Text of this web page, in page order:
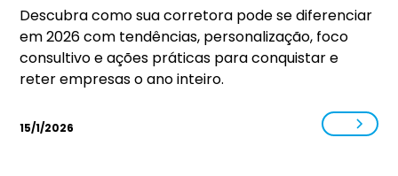
Descubra como sua corretora pode se diferenciar
em 2026 com tendências, personalização, foco
consultivo e ações práticas para conquistar e
reter empresas o ano inteiro.
15/1/2026